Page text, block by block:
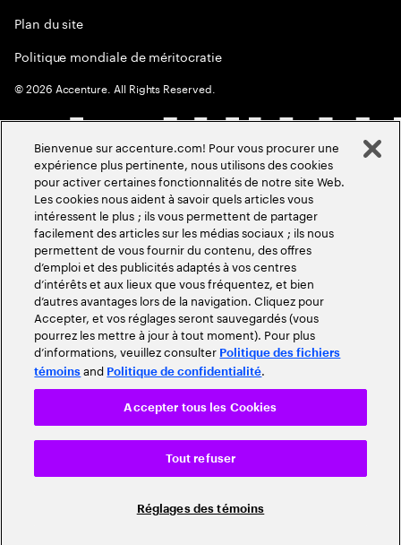
Plan du site
Politique mondiale de méritocratie
©2026 Accenture. All Rights Reserved.
Bienvenue sur accenture.com! Pour vous procurer une
expérience plus pertinente, nous utilisons des cookies
pour activer certaines fonctionnalités de notre site Web.
Les cookies nous aident à savoir quels articles vous
intéressent le plus ; ils vous permettent de partager
facilement des articles sur les médias sociaux ; ils nous
permettent de vous fournir du contenu, des offres
d’emploi et des publicités adaptés à vos centres
d’intérêts et aux lieux que vous fréquentez, et bien
d’autres avantages lors de la navigation. Cliquez pour
Accepter, et vos réglages seront sauvegardés (vous
pourrez les mettre à jour à tout moment). Pour plus
d’informations, veuillez consulter Politique des fichiers
témoins and Politique de confidentialité.
Réglages des témoins
Tout refuser
Accepter tous les Cookies